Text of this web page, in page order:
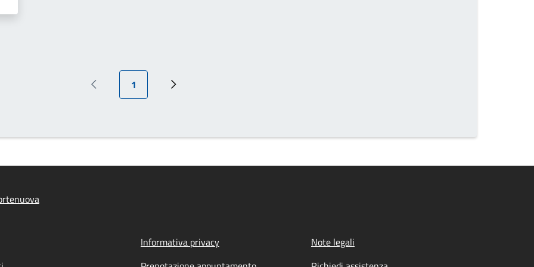
Pagina precedente
Pagina attuale
1
Prossima pagina
Informativa privacy
Note legali